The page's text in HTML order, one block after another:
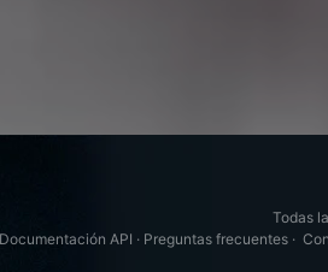
Todas
Documentación API · Preguntas frecuentes ·